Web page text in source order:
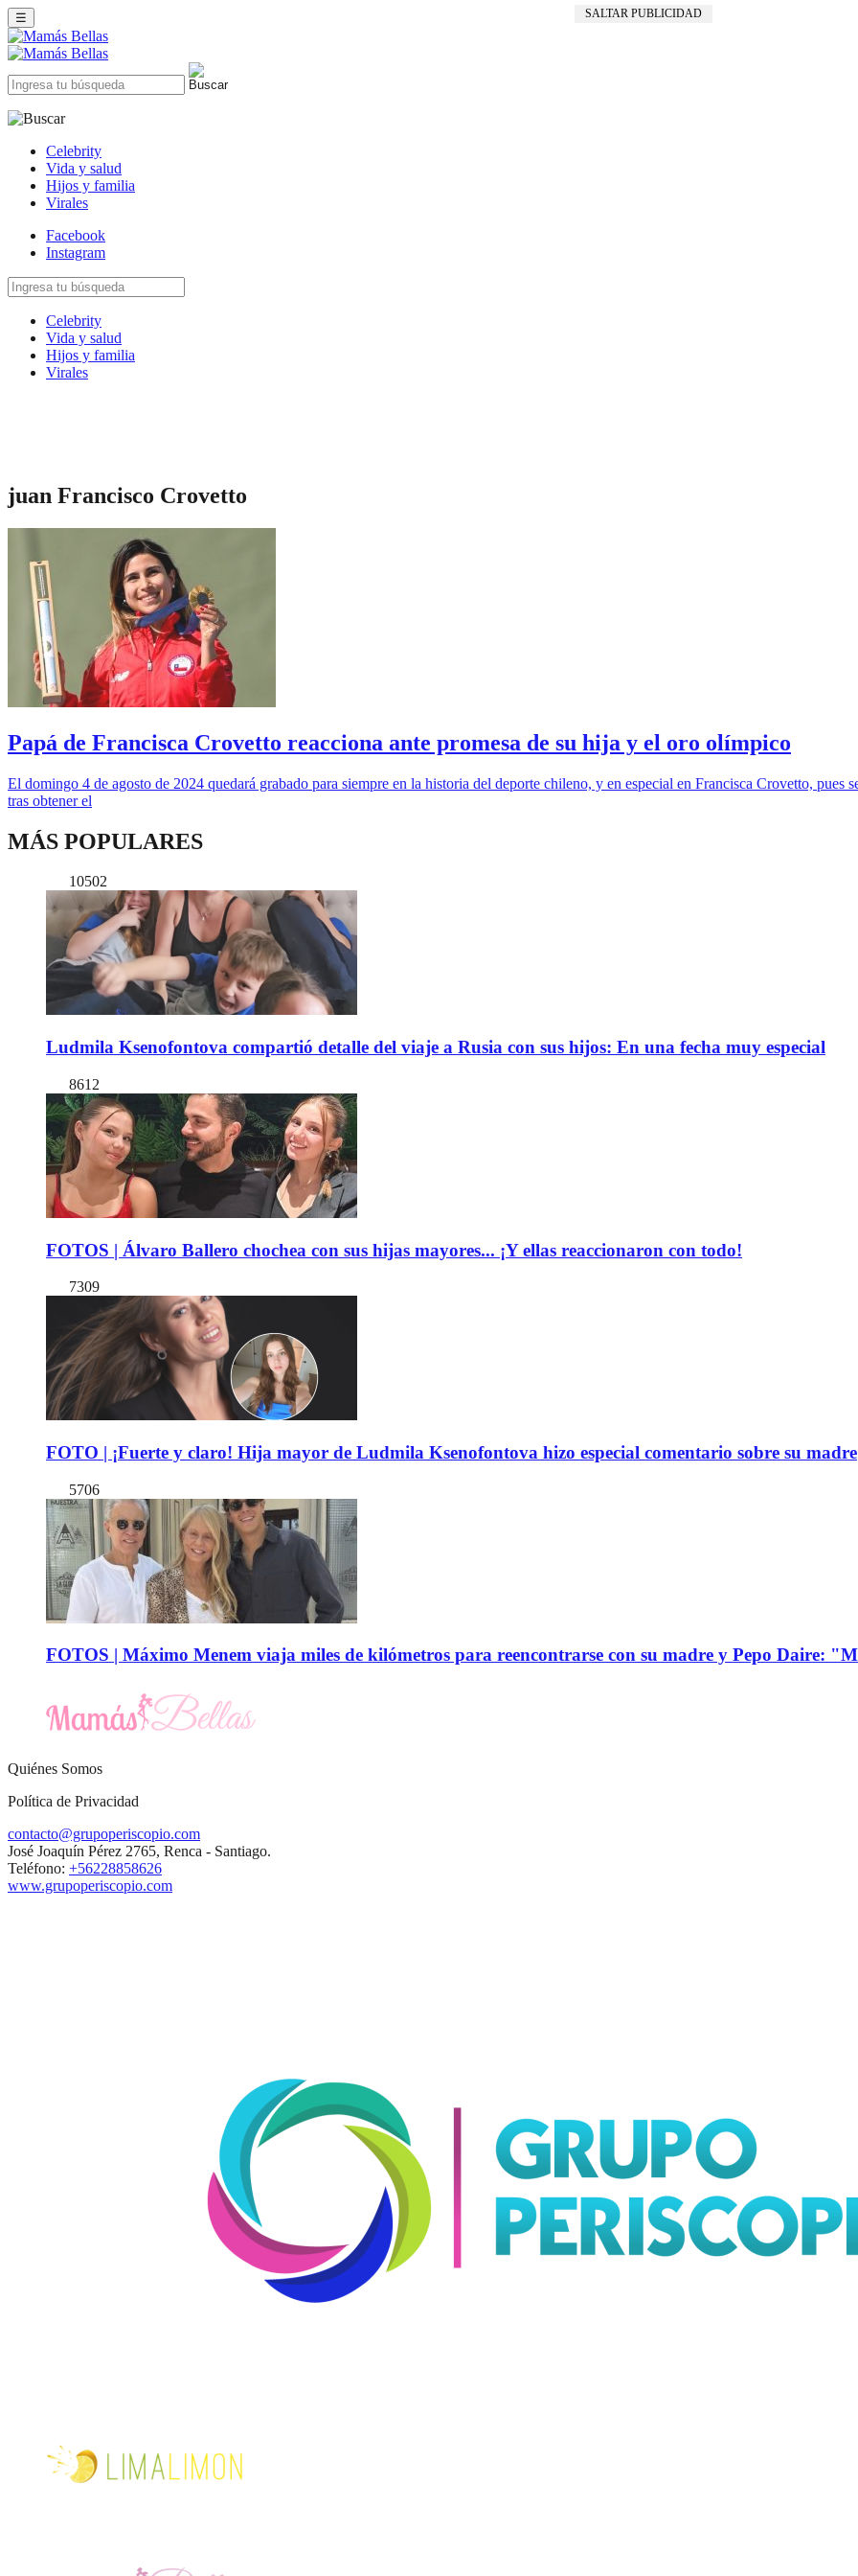
SALTAR PUBLICIDAD
☰
Celebrity
Vida y salud
Hijos y familia
Virales
Facebook
Instagram
Celebrity
Vida y salud
Hijos y familia
Virales
juan Francisco Crovetto
Papá de Francisca Crovetto reacciona ante promesa de su hija y el oro olímpico
El domingo 4 de agosto de 2024 quedará grabado para siempre en la historia del deporte chileno, y en especial en Francisca Crovetto,
tras obtener el
MÁS POPULARES
10502
Ludmila Ksenofontova compartió detalle del viaje a Rusia con sus hijos: En una fecha muy especial
8612
FOTOS | Álvaro Ballero chochea con sus hijas mayores... ¡Y ellas reaccionaron con todo!
7309
FOTO | ¡Fuerte y claro! Hija mayor de Ludmila Ksenofontova hizo especial comentario sobre su madre
5706
FOTOS | Máximo Menem viaja miles de kilómetros para reencontrarse con su madre y Pepo Daire:
Quiénes Somos
Política de Privacidad
contacto@grupoperiscopio.com
José Joaquín Pérez 2765, Renca - Santiago.
Teléfono: +56228858626
www.grupoperiscopio.com